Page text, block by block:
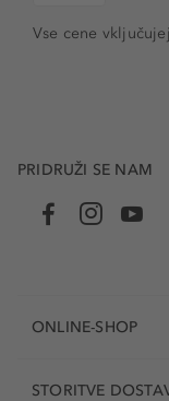
Vse cene
PRIDRUŽI SE NAM
ONLINE-SHOP
STORITVE